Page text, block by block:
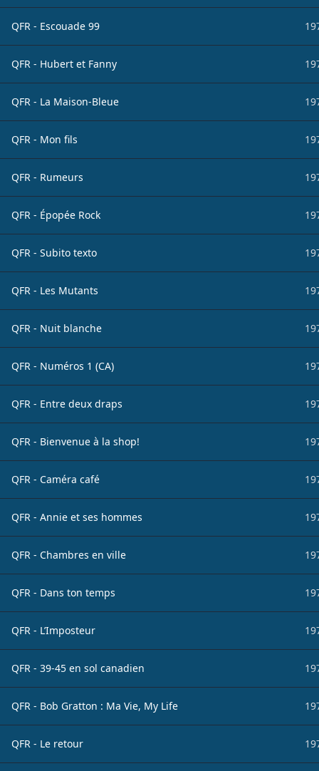
QFR - Escouade 99
QFR - Hubert et Fanny
QFR - La Maison-Bleue
QFR - Mon fils
QFR - Rumeurs
QFR - Épopée Rock
QFR - Subito texto
QFR - Les Mutants
QFR - Nuit blanche
QFR - Numéros 1 (CA)
QFR - Entre deux draps
QFR - Bienvenue à la shop!
QFR - Caméra café
QFR - Annie et ses hommes
QFR - Chambres en ville
QFR - Dans ton temps
QFR - L’Imposteur
QFR - 39-45 en sol canadien
QFR - Bob Gratton : Ma Vie, My Life
QFR - Le retour